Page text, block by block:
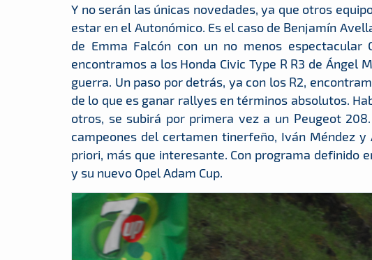
Y no serán las únicas novedades, ya que otros
estar en el Autonómico. Es el caso de Benjamín
de Emma Falcón con un no menos espectacular
encontramos a los Honda Civic Type R R3 de Ángel
guerra. Un paso por detrás, ya con los R2,
de lo que es ganar rallyes en términos absolutos.
otros, se subirá por primera vez a un Peugeot
campeones del certamen tinerfeño, Iván Méndez
priori, más que interesante. Con programa definido
y su nuevo Opel Adam Cup.